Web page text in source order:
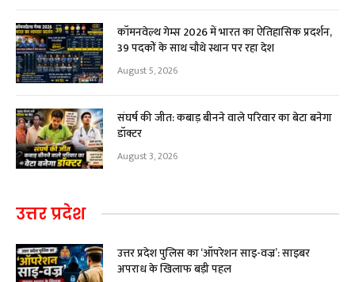
कॉमनवेल्थ गेम्स 2026 में भारत का ऐतिहासिक प्रदर्शन,
39 पदकों के साथ चौथे स्थान पर रहा देश
August 5, 2026
संघर्ष की जीत: कबाड़ बीनने वाले परिवार का बेटा बनेगा
डॉक्टर
August 3, 2026
उत्तर प्रदेश
उत्तर प्रदेश पुलिस का ‘ऑपरेशन साइ-वज्र’: साइबर
अपराध के खिलाफ बड़ी पहल